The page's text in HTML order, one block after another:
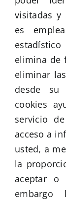
visitadas y
es
elimina de
eliminar
desde su
cookies
servicio
acceso a
usted, a
la
aceptar o
embargo